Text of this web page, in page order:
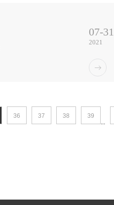
07-31
2021
36 37 38
39
...